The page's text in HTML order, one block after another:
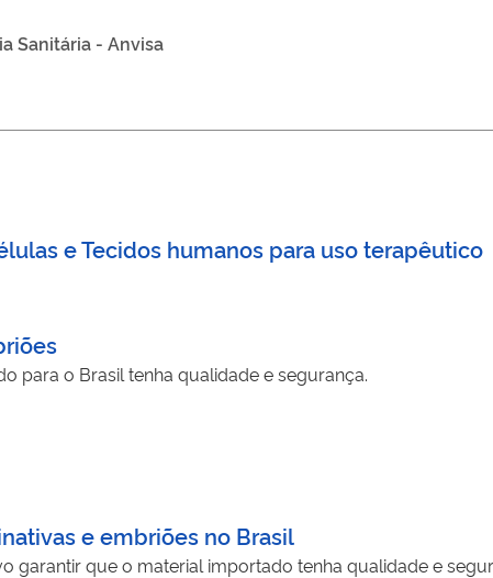
Sanitária - Anvisa
e Tecidos humanos para uso terapêutico
para o Brasil tenha qualidade e segurança.
e embriões no Brasil
que o material importado tenha qualidade e